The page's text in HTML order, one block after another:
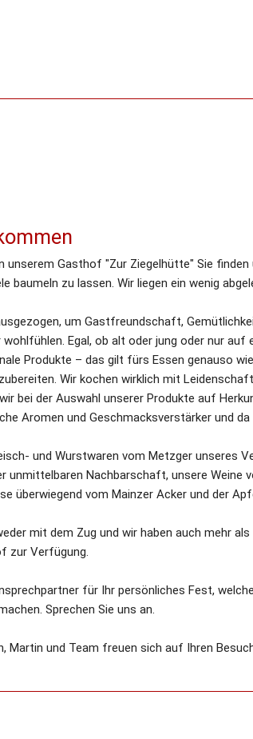
unserem Gasthof "Zur Ziegelhütte" Sie
baumeln zu lassen. Wir liegen ein wenig
um Gastfreundschaft,
Egal, ob alt oder jung oder nur auf
Produkte – das gilt fürs Essen genauso
Wir kochen wirklich mit
bei der Auswahl unserer Produkte auf
Aromen und Geschmacksverstärker und
und Wurstwaren vom Metzger unseres
unmittelbaren Nachbarschaft, unsere Weine
überwiegend vom Mainzer Acker und der
mit dem Zug und wir haben auch mehr
zur Verfügung.
für Ihr persönliches Fest,
Sprechen Sie uns an.
Martin und Team freuen sich auf Ihren